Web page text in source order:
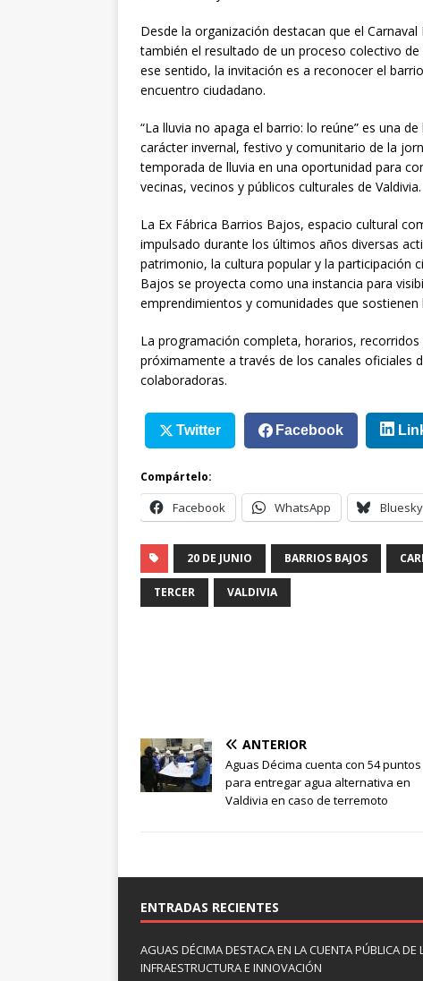
Desde la organización destacan que el
también el resultado de un proceso colectivo
ese sentido, la invitación es a reconocer el
encuentro ciudadano.
“La lluvia no apaga el barrio: lo reúne” es una
carácter invernal, festivo y comunitario de la
temporada de lluvia en una oportunidad para
vecinas, vecinos y públicos culturales de Valdivia.
La Ex Fábrica Barrios Bajos, espacio cultural
impulsado durante los últimos años diversas
patrimonio, la cultura popular y la participación
Bajos se proyecta como una instancia para
emprendimientos y comunidades que
La programación completa, horarios,
próximamente a través de los canales oficiales
colaboradoras.
Twitter Facebook
Compártelo:
Facebook WhatsApp Bluesky
20 DE JUNIO BARRIOS BAJOS
TERCER VALDIVIA
ANTERIOR
Aguas Décima cuenta con 54 puntos
para entregar agua alternativa en
Valdivia en caso de terremoto
ENTRADAS RECIENTES
AGUAS DÉCIMA DESTACA EN LA CUENTA PÚBLICA DE
INFRAESTRUCTURA E INNOVACIÓN